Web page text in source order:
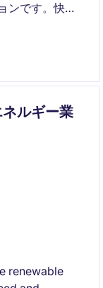
ンです。快適
ていただきま
ネルギー業
renewable